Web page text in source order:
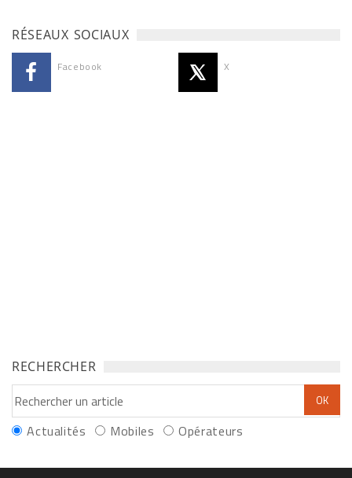
RÉSEAUX SOCIAUX
Facebook X
RECHERCHER
Actualités Mobiles Opérateurs